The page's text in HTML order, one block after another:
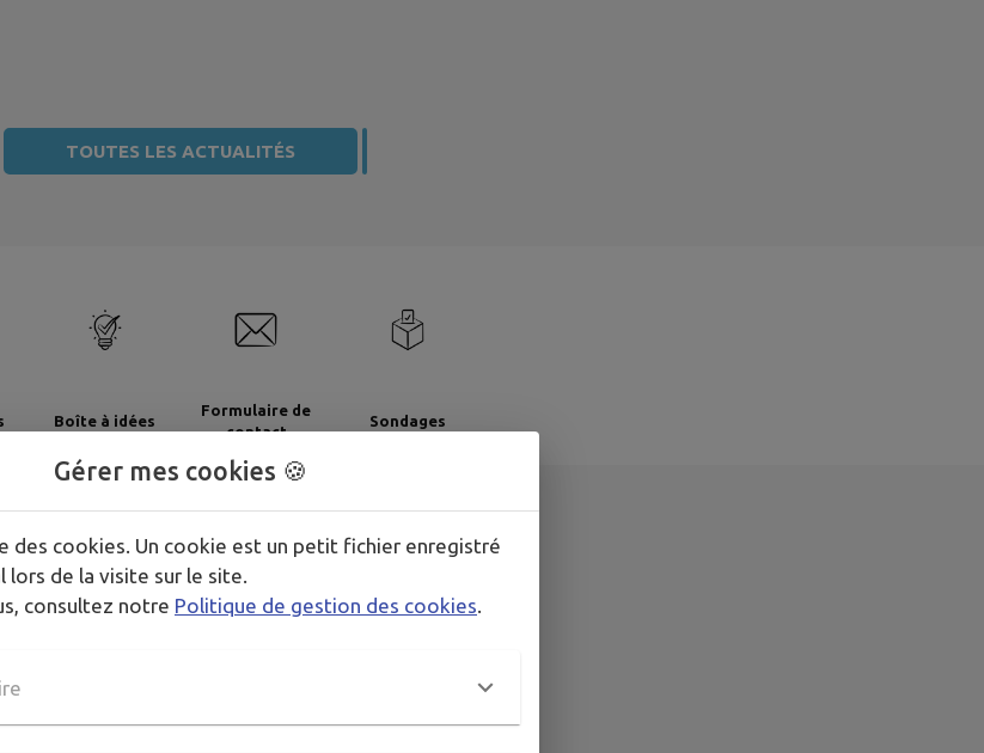
TOUTES LES ACTUALITÉS
Boîte à idées
Formulaire de
contact
Sondages
DEMON TERRITOIRE
Gérer mes cookies 🍪
des cookies. Un cookie est un petit fichier enregistré
lors de la visite sur le site.
consultez notre Politique de gestion des cookies.